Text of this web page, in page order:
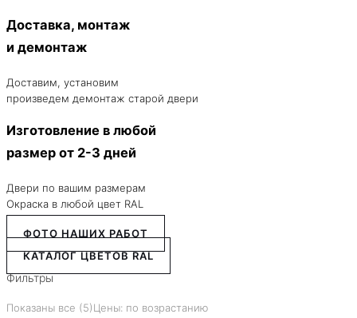
Доставка, монтаж
и демонтаж
Доставим, установим
произведем демонтаж старой двери
Изготовление в любой
размер от 2-3 дней
Двери по вашим размерам
Окраска в любой цвет RAL
ФОТО НАШИХ РАБОТ
КАТАЛОГ ЦВЕТОВ RAL
Фильтры
Показаны все (5)Цены: по возрастанию